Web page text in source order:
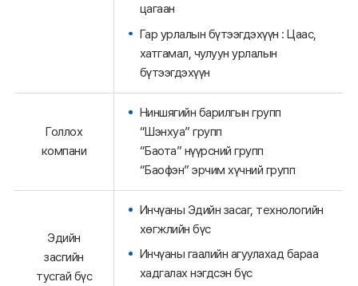
цагаан
Гар урлалын бүтээгдэхүүн : Цаас,
хатгамал, чулуун урлалын
бүтээгдэхүүн
Голлох
компани
Ниншягийн барилгын групп
“Шэнхуа” групп
“Баота” нүүрсний групп
“Баофэн” эрчим хүчний групп
Эдийн
засгийн
тусгай бүс
Инчүаны Эдийн засаг, технологийн
хөгжлийн бүс
Инчүаны гаалийн агуулахад бараа
хадгалах нэгдсэн бүс